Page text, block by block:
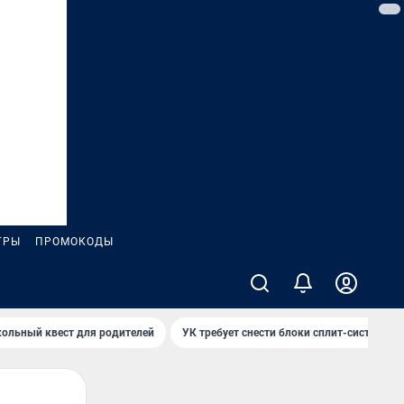
ПРОМОКОДЫ
квест для родителей УК требует снести блоки сплит-систем